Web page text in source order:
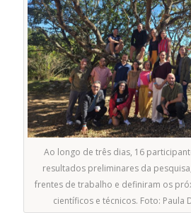
Ao longo de três dias, 16
resultados preliminares da
frentes de trabalho e definiram os
científicos e técnicos. Foto: Paula